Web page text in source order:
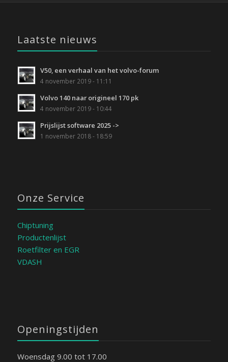
Laatste nieuws
V50, een verhaal van het volvo-forum
4 november 2019 - 11:11
Volvo 140 naar origineel 170 pk
4 november 2019 - 10:44
Prijslijst software 2025 ->
1 november 2018 - 18:59
Onze Service
Chiptuning
Productenlijst
Roetfilter en EGR
VDASH
Openingstijden
Woensdag 9.00 tot 17.00